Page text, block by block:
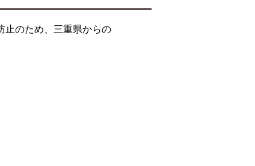
止のため、三重県からの